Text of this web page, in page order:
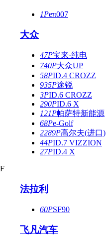
1Peπ007
大众
47P宝来·纯电
740P大众UP
58PID.4 CROZZ
935P途锐
3PID.6 CROZZ
290PID.6 X
121P帕萨特新能源
68Pe-Golf
2289P高尔夫(进口)
44PID.7 VIZZION
27PID.4 X
F
法拉利
60PSF90
飞凡汽车